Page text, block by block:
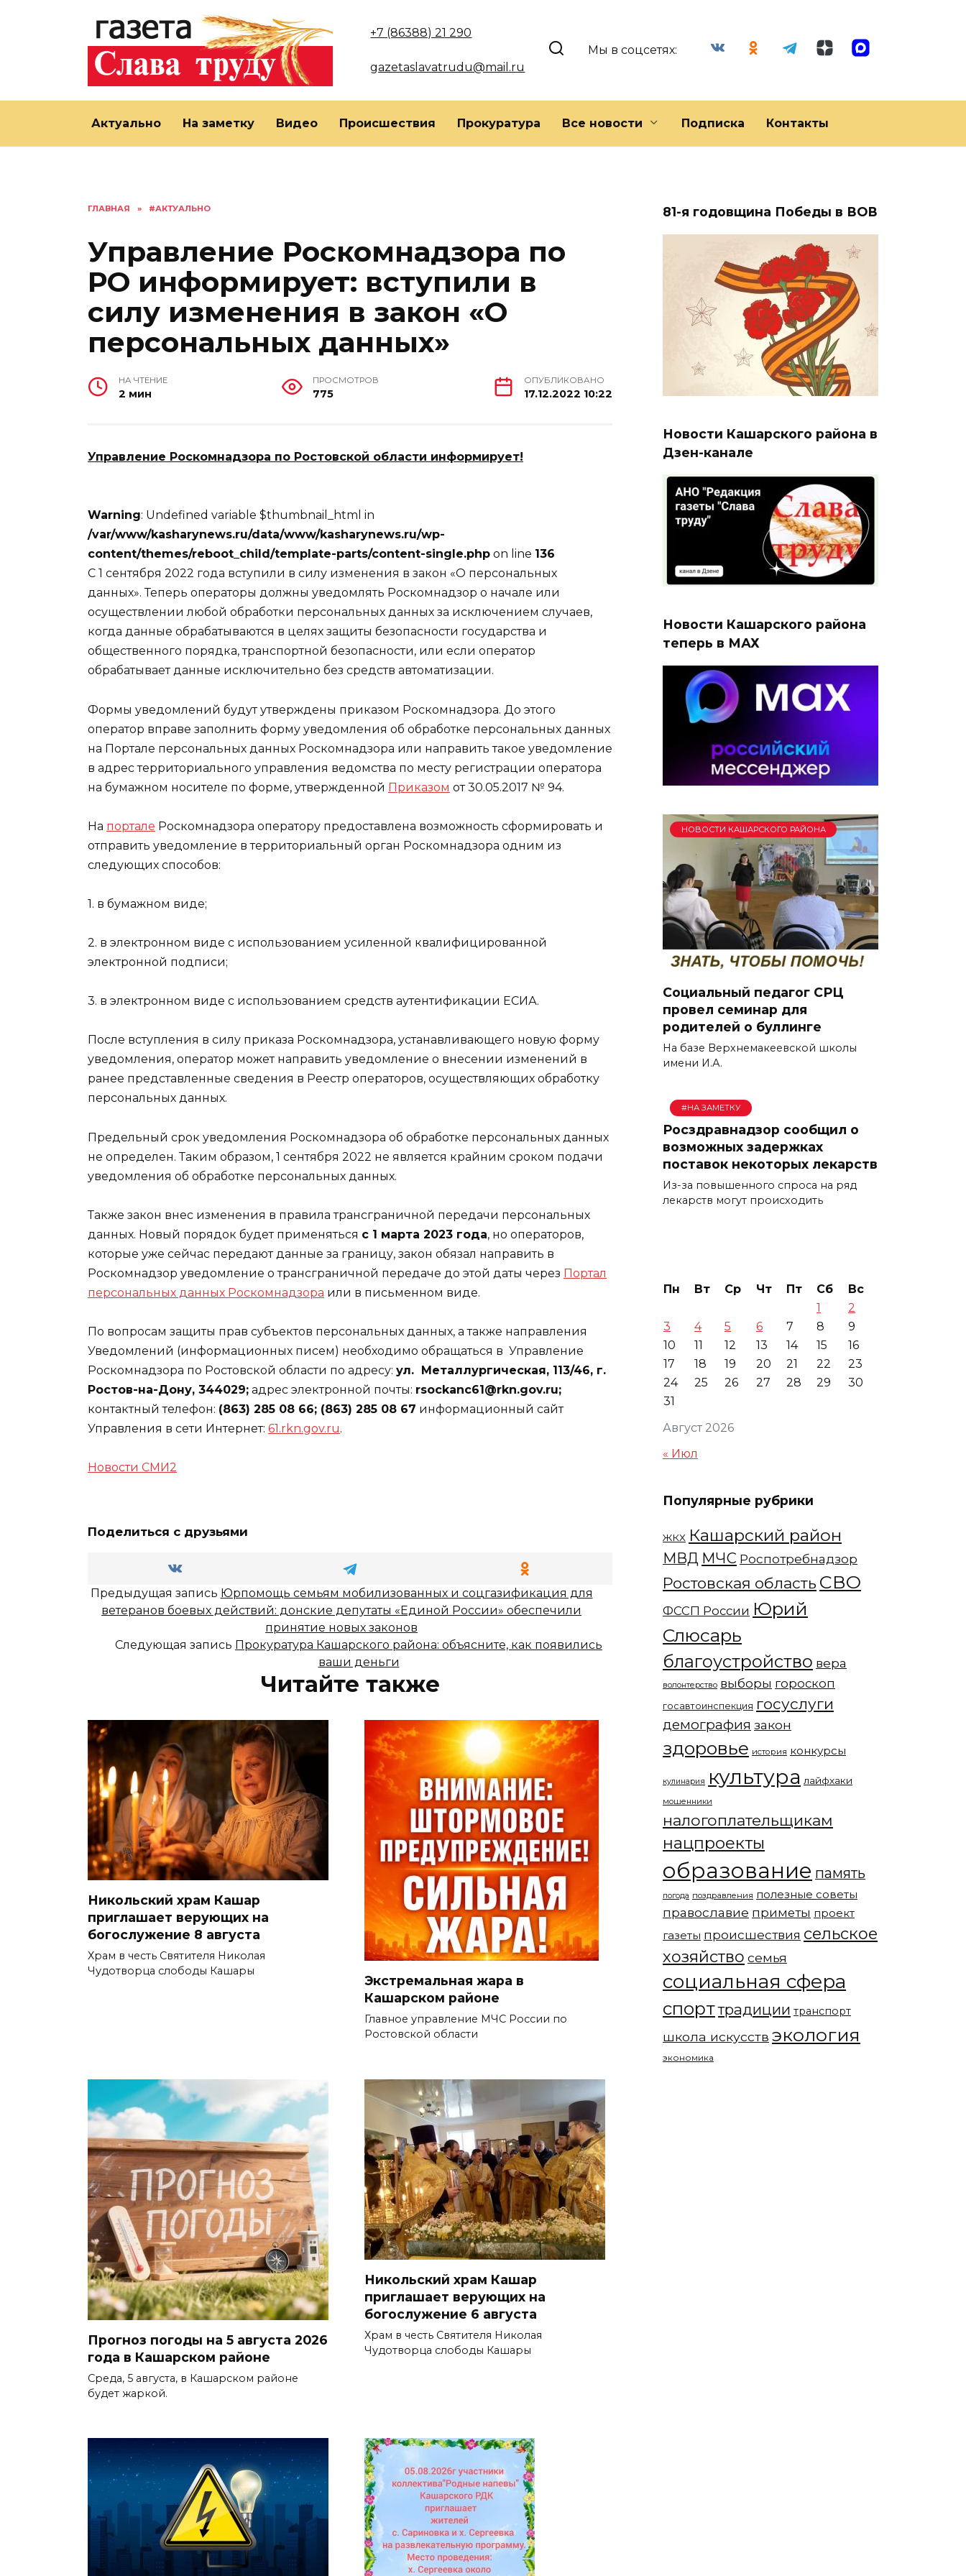
+7 (86388) 21 290
gazetaslavatrudu@mail.ru
Мы в соцсетях:
Актуально На заметку Видео Происшествия Прокуратура Все новости Подписка Контакты
ГЛАВНАЯ » #АКТУАЛЬНО
Управление Роскомнадзора по
РО информирует: вступили в
силу изменения в закон «О
персональных данных»
НА ЧТЕНИЕ
2 мин
ПРОСМОТРОВ
775
ОПУБЛИКОВАНО
17.12.2022 10:22
Управление Роскомнадзора по Ростовской области информирует!
Warning: Undefined variable $thumbnail_html in
/var/www/kasharynews.ru/data/www/kasharynews.ru/wp-
content/themes/reboot_child/template-parts/content-single.php on line 136
С 1 сентября 2022 года вступили в силу изменения в закон «О персональных
данных». Теперь операторы должны уведомлять Роскомнадзор о начале или
осуществлении любой обработки персональных данных за исключением случаев,
когда данные обрабатываются в целях защиты безопасности государства и
общественного порядка, транспортной безопасности, или если оператор
обрабатывает данные исключительно без средств автоматизации.
Формы уведомлений будут утверждены приказом Роскомнадзора. До этого
оператор вправе заполнить форму уведомления об обработке персональных данных
на Портале персональных данных Роскомнадзора или направить такое уведомление
в адрес территориального управления ведомства по месту регистрации оператора
на бумажном носителе по форме, утвержденной Приказом от 30.05.2017 № 94.
На портале Роскомнадзора оператору предоставлена возможность сформировать и
отправить уведомление в территориальный орган Роскомнадзора одним из
следующих способов:
1. в бумажном виде;
2. в электронном виде с использованием усиленной квалифицированной
электронной подписи;
3. в электронном виде с использованием средств аутентификации ЕСИА.
После вступления в силу приказа Роскомнадзора, устанавливающего новую форму
уведомления, оператор может направить уведомление о внесении изменений в
ранее представленные сведения в Реестр операторов, осуществляющих обработку
персональных данных.
Предельный срок уведомления Роскомнадзора об обработке персональных данных
не определен. Таким образом, 1 сентября 2022 не является крайним сроком подачи
уведомления об обработке персональных данных.
Также закон внес изменения в правила трансграничной передачи персональных
данных. Новый порядок будет применяться с 1 марта 2023 года, но операторов,
которые уже сейчас передают данные за границу, закон обязал направить в
Роскомнадзор уведомление о трансграничной передаче до этой даты через Портал
персональных данных Роскомнадзора или в письменном виде.
По вопросам защиты прав субъектов персональных данных, а также направления
Уведомлений (информационных писем) необходимо обращаться в Управление
Роскомнадзора по Ростовской области по адресу: ул. Металлургическая, 113/46, г.
Ростов-на-Дону, 344029; адрес электронной почты: rsockanc61@rkn.gov.ru;
контактный телефон: (863) 285 08 66; (863) 285 08 67 информационный сайт
Управления в сети Интернет: 61.rkn.gov.ru.
Новости СМИ2
Поделиться с друзьями
Предыдущая запись Юрпомощь семьям мобилизованных и соцгазификация для
ветеранов боевых действий: донские депутаты «Единой России» обеспечили
принятие новых законов
Следующая запись Прокуратура Кашарского района: объясните, как появились
ваши деньги
Читайте также
Никольский храм Кашар
приглашает верующих на
богослужение 8 августа
Храм в честь Святителя Николая
Чудотворца слободы Кашары
Экстремальная жара в
Кашарском районе
Главное управление МЧС России по
Ростовской области
Прогноз погоды на 5 августа 2026
года в Кашарском районе
Среда, 5 августа, в Кашарском районе
будет жаркой.
Никольский храм Кашар
приглашает верующих на
богослужение 6 августа
Храм в честь Святителя Николая
Чудотворца слободы Кашары
81-я годовщина Победы в ВОВ
Новости Кашарского района в
Дзен-канале
Новости Кашарского района
теперь в МАХ
НОВОСТИ КАШАРСКОГО РАЙОНА
Социальный педагог СРЦ
провел семинар для
родителей о буллинге
На базе Верхнемакеевской школы
имени И.А.
#НА ЗАМЕТКУ
Росздравнадзор сообщил о
возможных задержках
поставок некоторых лекарств
Из-за повышенного спроса на ряд
лекарств могут происходить
Август 2026
Пн Вт Ср Чт Пт Сб
Вс
1
2
3
4 5 6 7 8
9
10
11 12 13 14 15
16
17
18 19 20 21 22
23
24
25 26 27 28 29
30
31
« Июл
Популярные рубрики
ЖКХ Кашарский район
МВД МЧС Роспотребнадзор
Ростовская область СВО
ФССП России Юрий
Слюсарь
благоустройство вера
волонтерство выборы гороскоп
госавтоинспекция госуслуги
демография закон
здоровье история конкурсы
кулинария культура лайфхаки
мошенники
налогоплательщикам
нацпроекты
образование память
погода поздравления полезные советы
православие приметы проект
газеты происшествия сельское
хозяйство семья
социальная сфера
спорттрадиции транспорт
школа искусств экология
экономика